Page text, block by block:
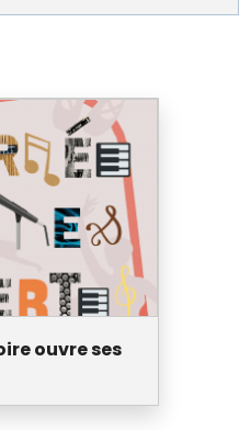
ouvre ses